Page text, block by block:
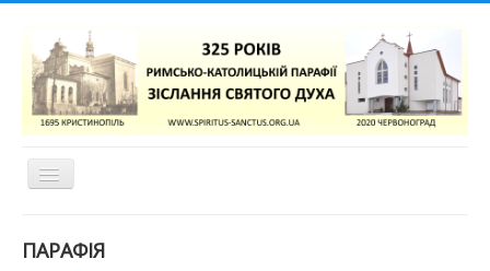
Перемикач
навігації
ПАРАФІЯ